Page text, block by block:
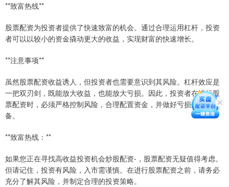
**致富热线**
股票配资为投资者提供了快速致富的机会。通过合理运用杠杆，投资
者可以以较小的资金撬动更大的收益，实现财富的快速增长。
**注意事项**
虽然股票配资收益诱人，但投资者也需要意识到其风险。杠杆效应是
一把双刃剑，既能放大收益，也能放大亏损。因此，投资者在进行股
票配资时，必须严格控制风险，合理配置资金，并做好亏损的心理准
备。
**致富热线：**
如果您正在寻找高收益投资机会炒股配资-，股票配资无疑值得考虑。
但请记住，投资有风险，入市需谨慎。在进行股票配资之前，请务必
充分了解其风险，并制定合理的投资策略。